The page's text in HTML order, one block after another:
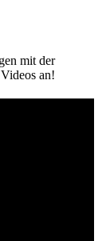
mit der
an!